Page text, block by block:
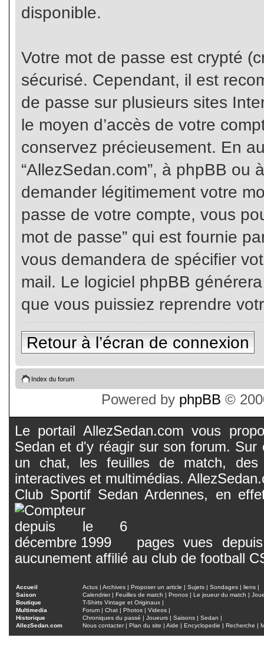
disponible.
Votre mot de passe est crypté
sécurisé. Cependant, il est
de passe sur plusieurs sites
le moyen d’accès de votre
conservez précieusement. En
“AllezSedan.com”, à phpBB ou
demander légitimement votre
passe de votre compte, vous
mot de passe” qui est fournie
vous demandera de spécifier
mail. Le logiciel phpBB
que vous puissiez reprendre
Retour à l’écran de connexion
Index du forum
Powered by phpBB ©
Le portail AllezSedan.com vous
Sedan et d'y réagir sur son forum.
un chat, les feuilles de match, des
interactives et multimédias.
Club Sportif Sedan Ardennes, en
pages vues
aucunement affilié au club de football
Accueil Actus | Archives | Proposer un article | Sujets | Sondages | liens |
Saison
Calendrier| Feuilles de match | Pronos | Le joueur du match |
Boutique
T-Shirts Vintage et Originaux |
Multimedia
Forum | Chat | Photos | Videos |
Historique
Chroniques du passé | Joueurs | Saisons | Sedan |
AllezSedan.com
Nous contacter| Plan du site | Aide | Encyclopedie | Recherche |